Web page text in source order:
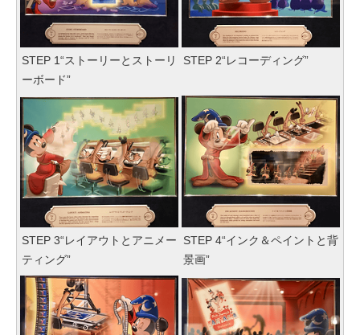
STEP 1“ストーリーとストーリ
ーボード”
STEP 2“レコーディング”
STEP 3“レイアウトとアニメー
ティング”
STEP 4“インク＆ペイントと背
景画”